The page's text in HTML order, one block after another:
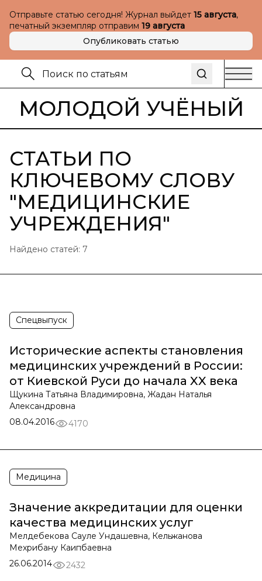
Отправьте статью сегодня! Журнал выйдет 15 августа,
печатный экземпляр отправим 19 августа
Опубликовать статью
МОЛОДОЙ УЧЁНЫЙ
СТАТЬИ ПО
КЛЮЧЕВОМУ СЛОВУ
"МЕДИЦИНСКИЕ
УЧРЕЖДЕНИЯ"
Найдено статей: 7
Спецвыпуск
Исторические аспекты становления
медицинских учреждений в России:
от Киевской Руси до начала XX века
Щукина Татьяна Владимировна, Жадан Наталья
Александровна
08.04.2016
4170
Медицина
Значение аккредитации для оценки
качества медицинских услуг
Мелдебекова Сауле Ундашевна, Кельжанова
Мехрибану Каипбаевна
26.06.2014
2432